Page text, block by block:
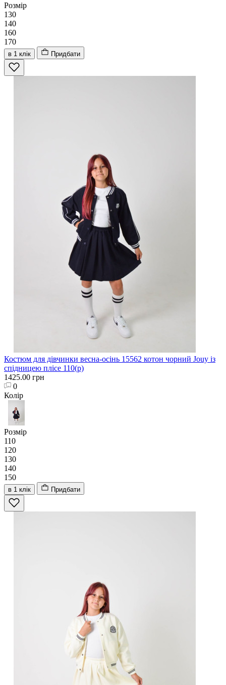
Розмір
130
140
160
170
в 1 клік Придбати
Костюм для дівчинки весна-осінь 15562 котон чорний Jouy із
спідницею плісе 110(р)
1425.00 грн
0
Колір
Розмір
110
120
130
140
150
в 1 клік Придбати